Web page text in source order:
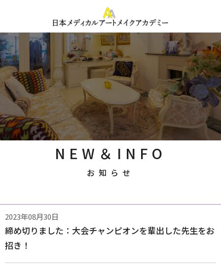
NEW＆INFO
お知らせ
2023年08月30日
締め切りました：大会チャンピオンを輩出した先生をお
招き！